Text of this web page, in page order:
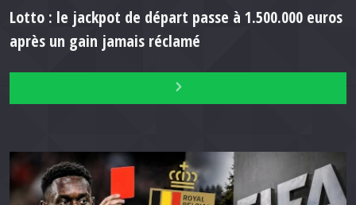
Lotto : le jackpot de départ passe à 1.500.000 euros
après un gain jamais réclamé